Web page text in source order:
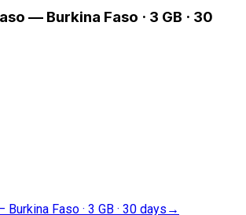
— Burkina Faso · 3 GB · 30
Burkina Faso · 3 GB · 30 days →